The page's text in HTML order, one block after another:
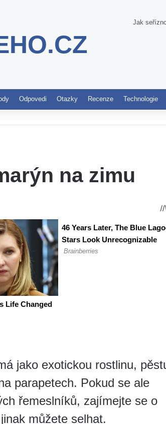
Jak
Odpovedi Otazky Recenze Technologie
na zimu
jako exotickou rostlinu,
parapetech. Pokud se ale
řemeslníků, zajímejte se o
můžete selhat.